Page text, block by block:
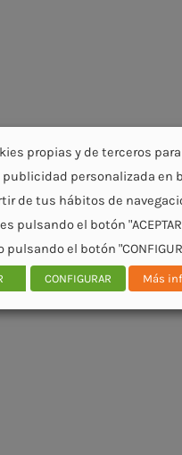
propias y de terceros
personalizada en
de tus hábitos de
pulsando el botón
el botón
CONFIGURAR Más